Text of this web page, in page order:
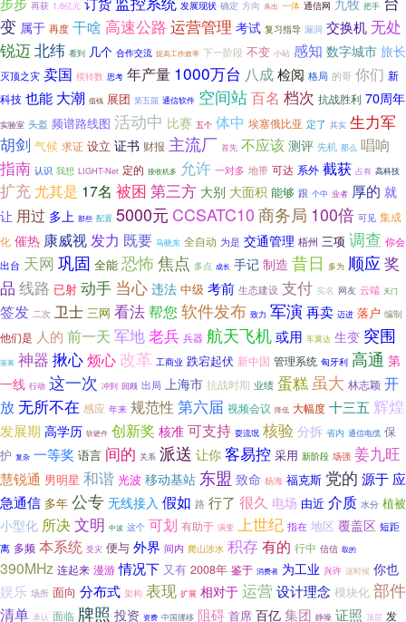
再获 1.6亿元 发展现状 确定 方向 杀出 一体 通信网 九牧 把手
变 属于 再度 干啥 高速公路 运营管理 考试 复习指导 漏洞 交换机无处
锐迈北纬 看到 几个 合作交流 提高工作效率 下一阶段 不变 小站 感知 数字城市 旅长
灭顶之灾 卖国 模转数 思考 年产量 1000万台 八成检阅 格局 的哥 你们 新
科技 也能 大潮 值钱 展团 第五届 通信软件 空间站百名 档次 抗战胜利 70周年
实验室 头盔 频谱路线图 活动中 比赛 五个 体中 埃塞俄比亚 定了 其实 生力军
胡剑 气候 求证 设立 证书 财报 主流厂 首先 不应该 测评 先机 那么 唱响
指南 认识 我想 LIGHT-Net 定的 接收机多 允许 一对多 地带 可达 系外 截获 占有 高科技
扩充 尤其是 17名 被困 第三方 大别 大面积 能够 跟 个中 业者 厚的 就
让 用过 多上 那些 配置 5000元 CCSATC10 商务局 100倍 可见 集成
化 催热 康威视 发力 既要 马晓东 全自动 为是 交通管理 梧州 三项 调查 你会
出台 天网 巩固 全能 恐怖 焦点 多点 成长 手记 制造 昔日 多为 顺应奖
品 线路 已射 动手 当心 违法 中级 考前 生态建设 支付 实名 网友 云端 天门
签发 二次 卫士 三网 看法帮您 软件发布 致力 军演 再卖 迈进 落户 编制
他们是 人的 前一天 军地老兵 兵器 航天飞机或用 车翼达 生变 突围
落幕 神器 揪心烦心 改革 工商业 跌宕起伏 新中国 管理系统 匈牙利 高通 第
一线 行动 这一次 冲到 回顾 出局 上海市 抗战时期 业绩 蛋糕虽大 林志颖 开
放无所不在 感应 年来 规范性 第六届 视频会议 降低 大幅度 十三五 辉煌
发展期 高学历 软硬件 创新奖 核准 可支持 耍流氓 核验 分拆 省内 通信电缆 保
护 复杂 一等奖 语言 间的 关系 派送 让你 客易控 采用 新阶段 场强 姜九旺
慧锐通 男明星 和谐 光波 移动基站 东盟 致命 杨海 福克斯 党的 源于 应
急通信 多年 公专 无线接入 假如 路 行了 很久 电场 由近 介质 水分 植被
小型化 所决文明 中波 这个 可划 有助于 演变 上世纪 指在 地区 覆盖区 短距
离 多频 本系统 受灾 便与 外界 间内 爬山涉水 积存有的 行中 信信 取的
390MHz 连起来 漫游 情况下 又有 2008年 鉴于 消费者 为工业 兴许 这时候 你也
娱乐 场所 面向 分布式 架构 表现 扩展 相对于 运营 设计理念 模块化 部件
清单 承认 面临 牌照 投资 资费 中国挪移 阻碍 首席 百亿 集团 静噪 证照 顶层 发